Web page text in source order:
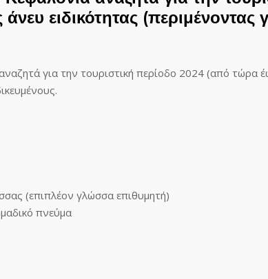
ειδικότητας (περιμένοντας
για την τουριστική περίοδο 2024 (από τώρα
(επιπλέον γλώσσα επιθυμητή)
πνεύμα